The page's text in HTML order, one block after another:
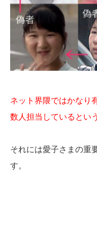
ネット界隈ではかなり
数人担当しているとい
それには愛子さまの重
す。